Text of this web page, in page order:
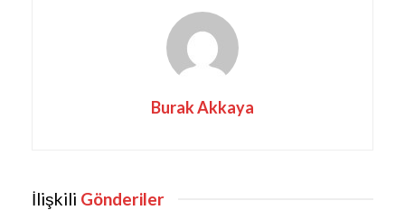
Burak Akkaya
İlişkili Gönderiler